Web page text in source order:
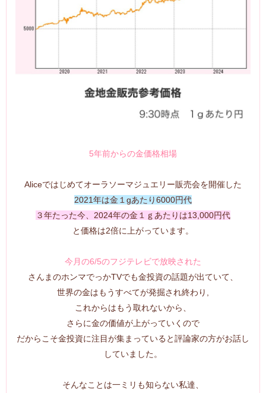
5年前からの金価格相場
Aliceではじめてオーラソーマジュエリー販売会を開催した
2021年は金１gあたり6000円代
３年たった今、2024年の金１ｇあたりは13,000円代
と価格は2倍に上がっています。
今月の6/5のフジテレビで放映された
さんまのホンマでっかTVでも金投資の話題が出ていて、
世界の金はもうすべてが発掘され終わり,
これからはもう取れないから、
さらに金の価値が上がっていくので
だからこそ金投資に注目が集まっていると評論家の方がお話し
していました。
そんなことは一ミリも知らない私達、